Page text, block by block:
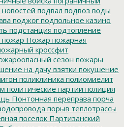
подвал подвоз воды
поджог подпольное казино
подстанция подтопление
пожар Пожар пожарная
кроссфит
сезон пожары
на дачу взятки покушение
поликлиника полиомиелит
политические партии полиция
Понтонная переправа порча
порыв теплотрассы
поселок Партизанский